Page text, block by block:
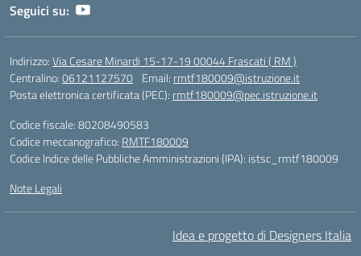
Seguici su:
Indirizzo:Via Cesare Minardi 15-17-19 00044 Frascati ( RM )
Centralino:06121127570 Email: rmtf180009@istruzione.it
Posta elettronica certificata (PEC): rmtf180009@pec.istruzione.it
Codice fiscale: 80208490583
Codice meccanografico: RMTF180009
Codice Indice delle Pubbliche Amministrazioni (IPA): istsc_rmtf180009
Note Legali
Idea e progetto di Designers Italia